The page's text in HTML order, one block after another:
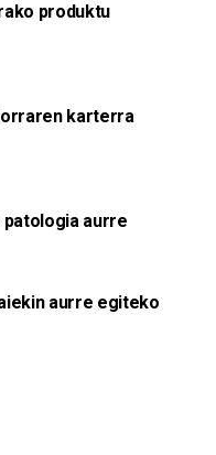
produktu
karterra
aurre
aurre egiteko